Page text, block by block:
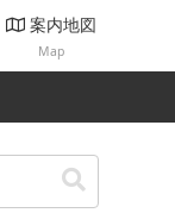
案内地図
Map